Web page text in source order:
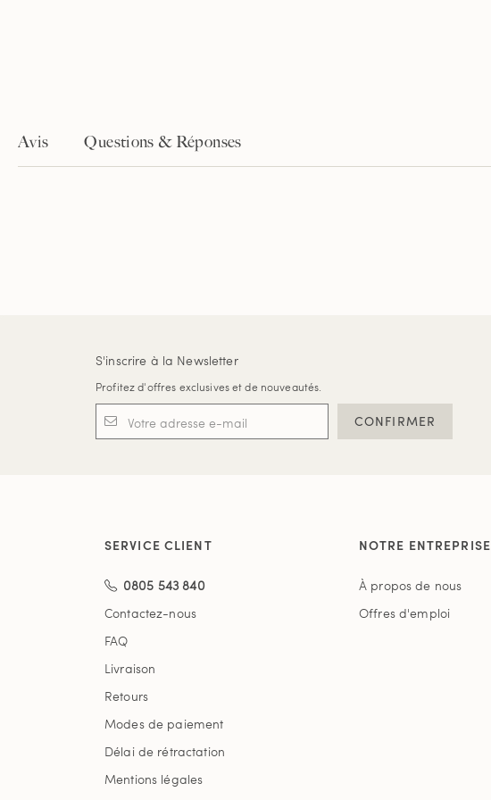
Avis Questions & Réponses
S'inscrire à la Newsletter
Profitez d'offres exclusives et de nouveautés.
CONFIRMER
SERVICE CLIENT
0805 543 840
Contactez-nous
FAQ
Livraison
Retours
Modes de paiement
Délai de rétractation
Mentions légales
NOTRE ENTREPRISE
À propos de nous
Offres d'emploi